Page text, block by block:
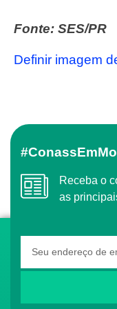
Fonte: SES/PR
Definir imagem
Receba o conteúdo semanal do Conass com
as